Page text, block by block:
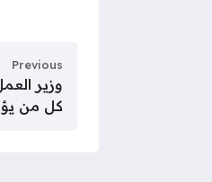
Previous
وزير
كل من